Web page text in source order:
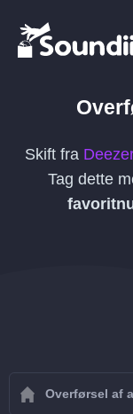
Skift fra
Tag dette
Overførsel af